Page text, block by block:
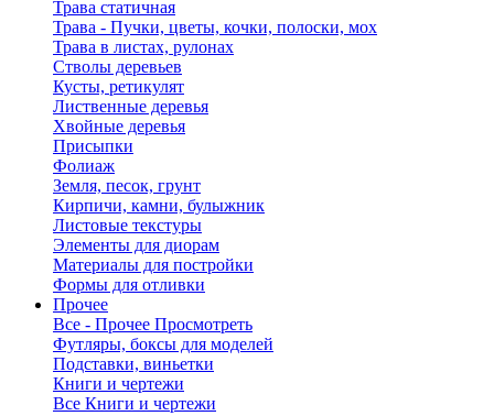
Трава статичная
Трава - Пучки, цветы, кочки, полоски, мох
Трава в листах, рулонах
Стволы деревьев
Кусты, ретикулят
Лиственные деревья
Хвойные деревья
Присыпки
Фолиаж
Земля, песок, грунт
Кирпичи, камни, булыжник
Листовые текстуры
Элементы для диорам
Материалы для постройки
Формы для отливки
Прочее
Все - Прочее Просмотреть
Футляры, боксы для моделей
Подставки, виньетки
Книги и чертежи
Все Книги и чертежи